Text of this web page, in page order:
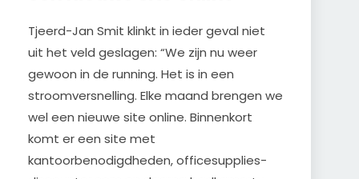
Tjeerd-Jan Smit klinkt in ieder geval niet
uit het veld geslagen: “We zijn nu weer
gewoon in de running. Het is in een
stroomversnelling. Elke maand brengen we
wel een nieuwe site online. Binnenkort
komt er een site met
kantoorbenodigdheden, officesupplies-